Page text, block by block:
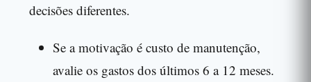
decisões diferentes.
Se a motivação é custo de manutenção,
avalie os gastos dos últimos 6 a 12 meses.